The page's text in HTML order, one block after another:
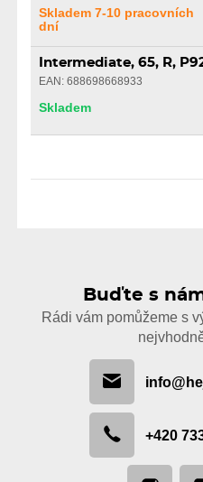
Skladem 7-10 pracovních
dní
Intermediate, 65, R,
EAN: 688698668933
Skladem
Buďte s
Rádi vám pomůžeme s
+420